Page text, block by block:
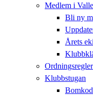
Medlem i
Bli ny
Årets
Ordningsregler
Klubbstugan